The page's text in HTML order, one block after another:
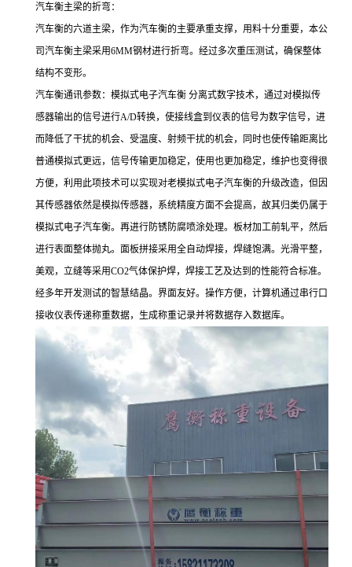
汽车衡主梁的折弯：
汽车衡的六道主梁，作为汽车衡的主要承重支撑，用料十分重要，本公
司汽车衡主梁采用6MM钢材进行折弯。经过多次重压测试，确保整体
结构不变形。
汽车衡通讯参数：模拟式电子汽车衡 分离式数字技术，通过对模拟传
感器输出的信号进行A/D转换，使接线盒到仪表的信号为数字信号，进
而降低了干扰的机会、受温度、射频干扰的机会，同时也使传输距离比
普通模拟式更远，信号传输更加稳定，使用也更加稳定，维护也变得很
方便，利用此项技术可以实现对老模拟式电子汽车衡的升级改造，但因
其传感器依然是模拟传感器，系统精度方面不会提高，故其归类仍属于
模拟式电子汽车衡。再进行防锈防腐喷涂处理。板材加工前轧平，然后
进行表面整体抛丸。面板拼接采用全自动焊接，焊缝饱满。光滑平整，
美观，立缝等采用CO2气体保护焊，焊接工艺及达到的性能符合标准。
经多年开发测试的智慧结晶。界面友好。操作方便，计算机通过串行口
接收仪表传递称重数据，生成称重记录并将数据存入数据库。